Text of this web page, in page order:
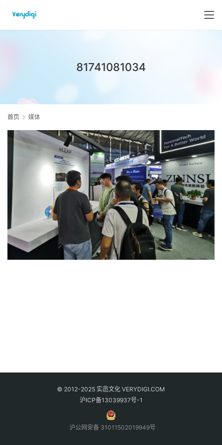
81741081034
首页 媒体
© 2012-2025 实邑文化 VERYDIGI.COM
沪ICP备13039937号-1
沪公网安备 31011502019949号